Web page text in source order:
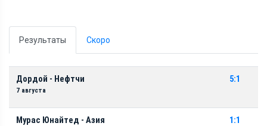
Результаты Скоро
Дордой - Нефтчи
7 августа
5:1
Мурас Юнайтед - Азия 1:1